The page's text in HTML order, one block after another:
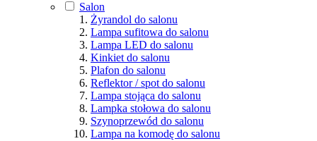
Salon
Żyrandol do salonu
Lampa sufitowa do salonu
Lampa LED do salonu
Kinkiet do salonu
Plafon do salonu
Reflektor / spot do salonu
Lampa stojąca do salonu
Lampka stołowa do salonu
Szynoprzewód do salonu
Lampa na komodę do salonu